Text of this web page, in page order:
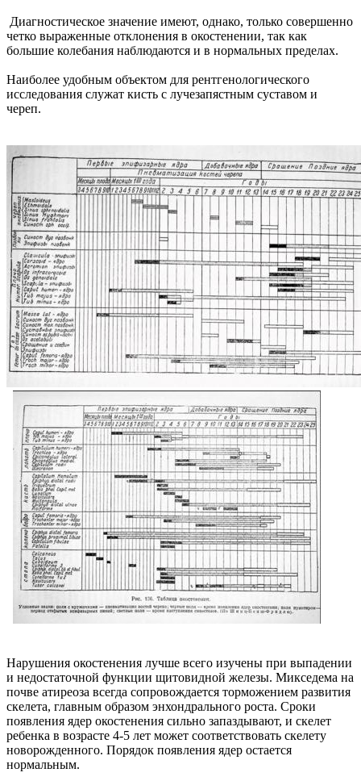
Диагностическое значение имеют, однако, только совершенно
четко выраженные отклонения в окостенении, так как
большие колебания наблюдаются и в нормальных пределах.
Наиболее удобным объектом для рентгенологического
исследования служат кисть с лучезапястным суставом и
череп.
Нарушения окостенения лучше всего изучены при выпадении
и недостаточной функции щитовидной железы. Микседема на
почве атиреоза всегда сопровождается торможением развития
скелета, главным образом энхондрального роста. Сроки
появления ядер окостенения сильно запаздывают, и скелет
ребенка в возрасте 4-5 лет может соответствовать скелету
новорожденного. Порядок появления ядер остается
нормальным.